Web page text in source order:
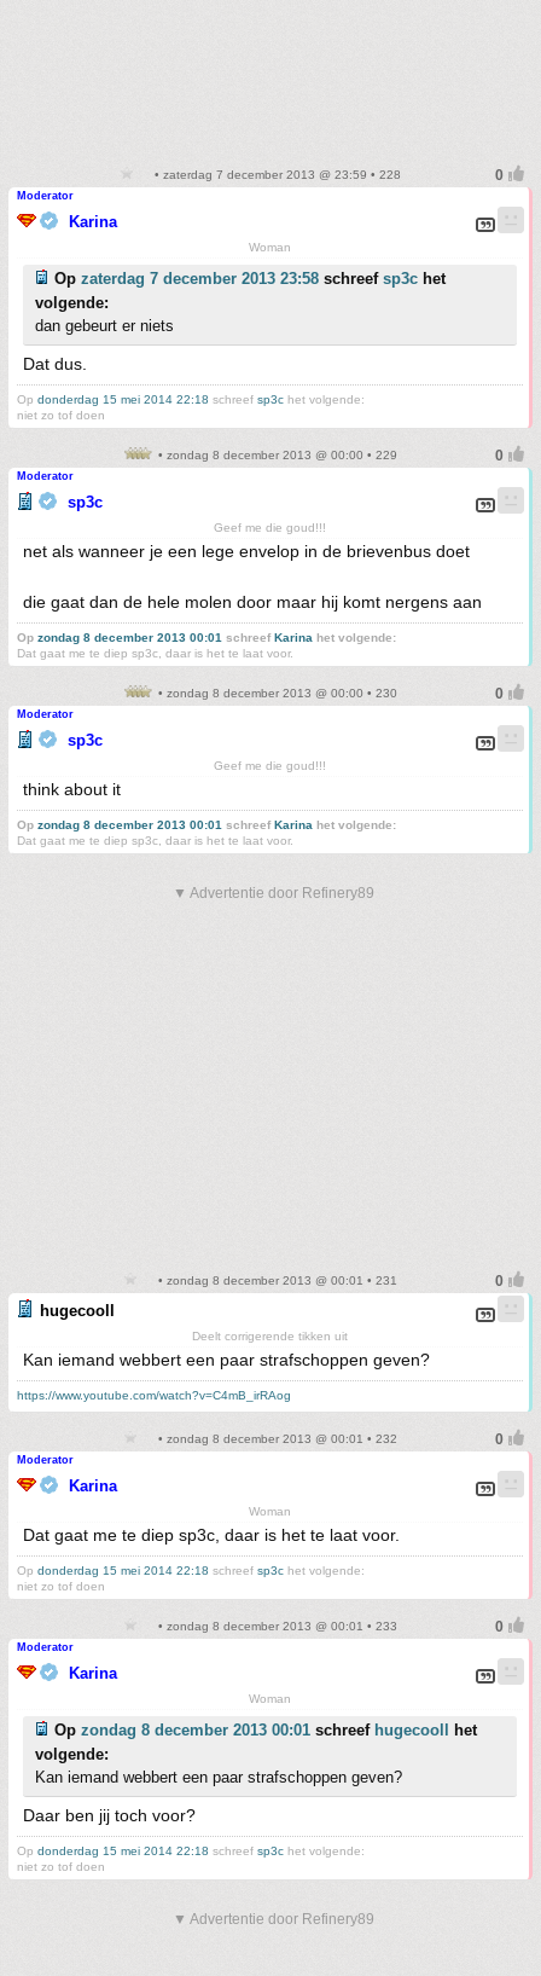
• zaterdag 7 december 2013 @ 23:59 • 228
Moderator
Karina
Woman
Op zaterdag 7 december 2013 23:58 schreef sp3c het
volgende:
dan gebeurt er niets
Dat dus.
Op donderdag 15 mei 2014 22:18 schreef sp3c het volgende:
niet zo tof doen
• zondag 8 december 2013 @ 00:00 • 229
Moderator
sp3c
Geef me die goud!!!
net als wanneer je een lege envelop in de brievenbus doet
die gaat dan de hele molen door maar hij komt nergens aan
Op zondag 8 december 2013 00:01 schreefKarina het volgende:
Dat gaat me te diep sp3c, daar is het te laat voor.
• zondag 8 december 2013 @ 00:00 • 230
Moderator
sp3c
Geef me die goud!!!
think about it
Op zondag 8 december 2013 00:01 schreefKarina het volgende:
Dat gaat me te diep sp3c, daar is het te laat voor.
▼ Advertentie door Refinery89
• zondag 8 december 2013 @ 00:01 • 231
hugecooll
Deelt corrigerende tikken uit
Kan iemand webbert een paar strafschoppen geven?
https://www.youtube.com/watch?v=C4mB_irRAog
• zondag 8 december 2013 @ 00:01 • 232
Moderator
Karina
Woman
Dat gaat me te diep sp3c, daar is het te laat voor.
Op donderdag 15 mei 2014 22:18 schreef sp3c het volgende:
niet zo tof doen
• zondag 8 december 2013 @ 00:01 • 233
Moderator
Karina
Woman
Op zondag 8 december 2013 00:01 schreef hugecooll
het
volgende:
Kan iemand webbert een paar strafschoppen geven?
Daar ben jij toch voor?
Op donderdag 15 mei 2014 22:18 schreef sp3c het volgende:
niet zo tof doen
▼ Advertentie door Refinery89